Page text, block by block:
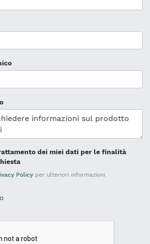
dei miei dati per le finalità
Policy per ulteriori informazioni